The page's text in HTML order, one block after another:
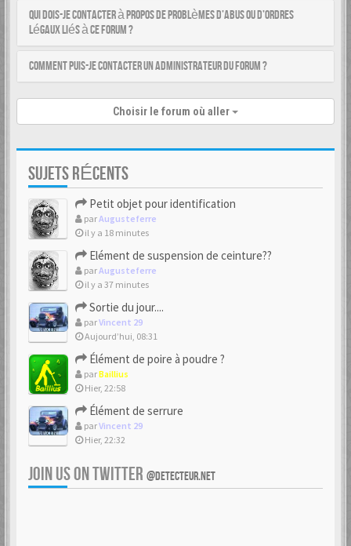
Qui dois-je contacter à propos de problèmes d’abus ou d’ordres
légaux liés à ce forum ?
Comment puis-je contacter un administrateur du forum ?
Choisir le forum où aller
SUJETS RÉCENTS
Petit objet pour identification
parAugusteferre
il y a 18 minutes
Elément de suspension de ceinture??
parAugusteferre
il y a 37 minutes
Sortie du jour....
parVincent 29
Aujourd’hui, 08:31
Élément de poire à poudre ?
parBaillius
Hier, 22:58
Élément de serrure
parVincent 29
Hier, 22:32
JOIN US ON TWITTER @DETECTEUR.NET